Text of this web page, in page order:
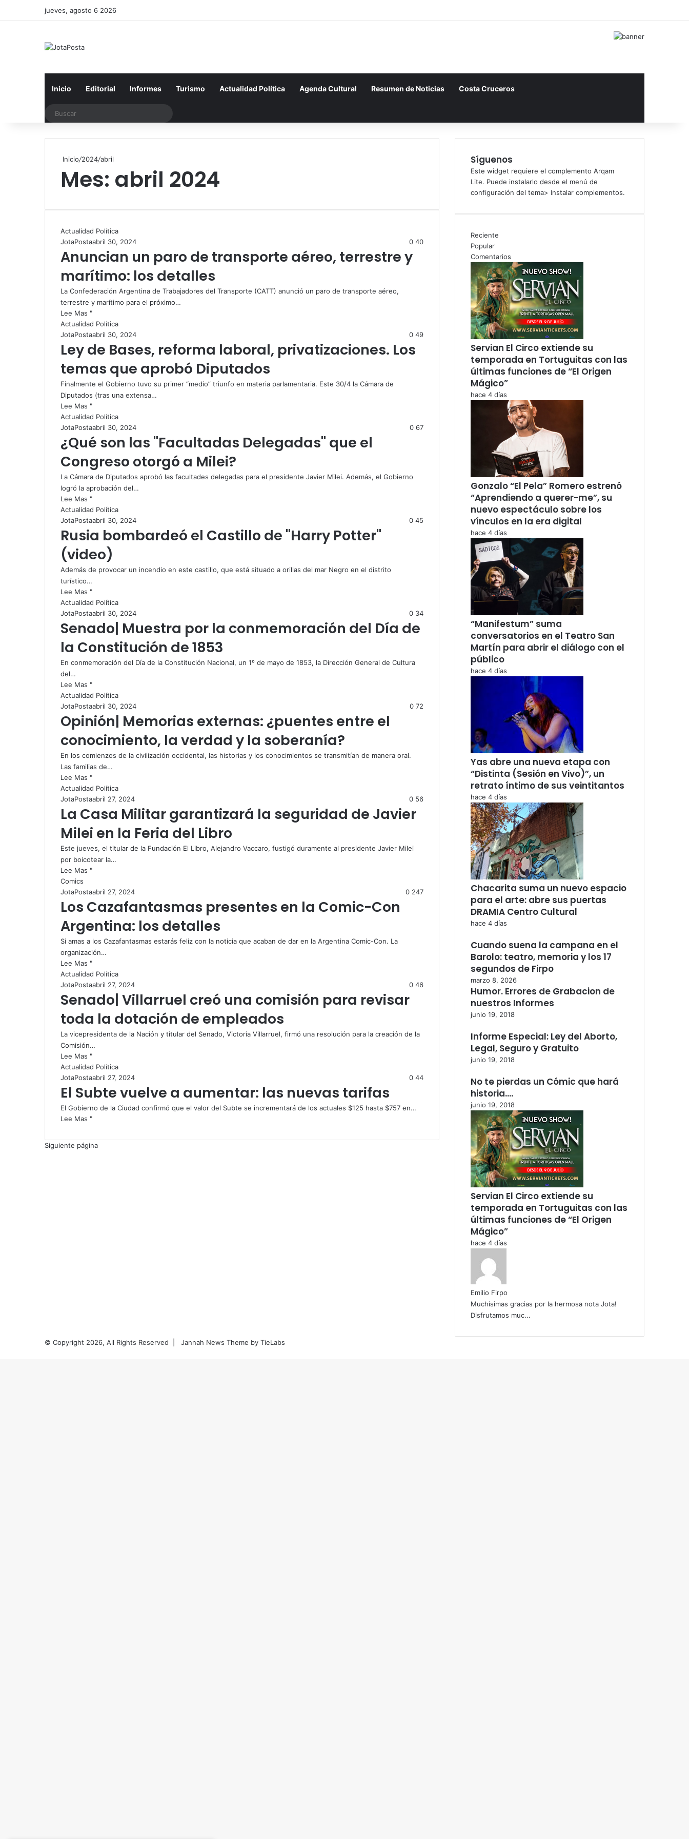
jueves, agosto 6 2026
Inicio Editorial Informes Turismo Actualidad Política Agenda Cultural Resumen de Noticias Costa Cruceros
Inicio/2024/abril
Mes: abril 2024
Actualidad Política
JotaPostaabril 30, 2024 0 40
Anuncian un paro de transporte aéreo, terrestre y
marítimo: los detalles
La Confederación Argentina de Trabajadores del Transporte (CATT) anunció un paro de transporte aéreo,
terrestre y marítimo para el próximo…
Lee Mas "
Actualidad Política
JotaPostaabril 30, 2024 0 49
Ley de Bases, reforma laboral, privatizaciones. Los
temas que aprobó Diputados
Finalmente el Gobierno tuvo su primer “medio” triunfo en materia parlamentaria. Este 30/4 la Cámara de
Diputados (tras una extensa…
Lee Mas "
Actualidad Política
JotaPostaabril 30, 2024 0 67
¿Qué son las "Facultadas Delegadas" que el
Congreso otorgó a Milei?
La Cámara de Diputados aprobó las facultades delegadas para el presidente Javier Milei. Además, el Gobierno
logró la aprobación del…
Lee Mas "
Actualidad Política
JotaPostaabril 30, 2024 0 45
Rusia bombardeó el Castillo de "Harry Potter"
(video)
Además de provocar un incendio en este castillo, que está situado a orillas del mar Negro en el distrito
turístico…
Lee Mas "
Actualidad Política
JotaPostaabril 30, 2024 0 34
Senado| Muestra por la conmemoración del Día de
la Constitución de 1853
En conmemoración del Día de la Constitución Nacional, un 1º de mayo de 1853, la Dirección General de Cultura
del…
Lee Mas "
Actualidad Política
JotaPostaabril 30, 2024 0 72
Opinión| Memorias externas: ¿puentes entre el
conocimiento, la verdad y la soberanía?
En los comienzos de la civilización occidental, las historias y los conocimientos se transmitían de manera oral.
Las familias de…
Lee Mas "
Actualidad Política
JotaPostaabril 27, 2024 0 56
La Casa Militar garantizará la seguridad de Javier
Milei en la Feria del Libro
Este jueves, el titular de la Fundación El Libro, Alejandro Vaccaro, fustigó duramente al presidente Javier Milei
por boicotear la…
Lee Mas "
Comics
JotaPostaabril 27, 2024 0 247
Los Cazafantasmas presentes en la Comic-Con
Argentina: los detalles
Si amas a los Cazafantasmas estarás feliz con la noticia que acaban de dar en la Argentina Comic-Con. La
organización…
Lee Mas "
Actualidad Política
JotaPostaabril 27, 2024 0 46
Senado| Villarruel creó una comisión para revisar
toda la dotación de empleados
La vicepresidenta de la Nación y titular del Senado, Victoria Villarruel, firmó una resolución para la creación de la
Comisión…
Lee Mas "
Actualidad Política
JotaPostaabril 27, 2024 0 44
El Subte vuelve a aumentar: las nuevas tarifas
El Gobierno de la Ciudad confirmó que el valor del Subte se incrementará de los actuales $125 hasta $757 en…
Lee Mas "
Siguiente página
Síguenos
Este widget requiere el complemento Arqam
Lite. Puede instalarlo desde el menú de
configuración del tema> Instalar complementos.
Reciente
Popular
Comentarios
Servian El Circo extiende su
temporada en Tortuguitas con las
últimas funciones de “El Origen
Mágico”
hace 4 días
Gonzalo “El Pela” Romero estrenó
“Aprendiendo a querer-me”, su
nuevo espectáculo sobre los
vínculos en la era digital
hace 4 días
“Manifestum” suma
conversatorios en el Teatro San
Martín para abrir el diálogo con el
público
hace 4 días
Yas abre una nueva etapa con
“Distinta (Sesión en Vivo)”, un
retrato íntimo de sus veintitantos
hace 4 días
Chacarita suma un nuevo espacio
para el arte: abre sus puertas
DRAMIA Centro Cultural
hace 4 días
Cuando suena la campana en el
Barolo: teatro, memoria y los 17
segundos de Firpo
marzo 8, 2026
Humor. Errores de Grabacion de
nuestros Informes
junio 19, 2018
Informe Especial: Ley del Aborto,
Legal, Seguro y Gratuito
junio 19, 2018
No te pierdas un Cómic que hará
historia….
junio 19, 2018
Servian El Circo extiende su
temporada en Tortuguitas con las
últimas funciones de “El Origen
Mágico”
hace 4 días
Emilio Firpo
Muchísimas gracias por la hermosa nota Jota!
Disfrutamos muc...
© Copyright 2026, All Rights Reserved |
Jannah News Theme by TieLabs